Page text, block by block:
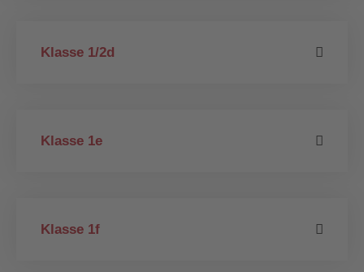
Klasse 1/2d
Klasse 1e
Klasse 1f